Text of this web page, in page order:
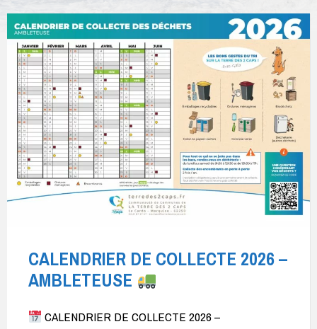
CALENDRIER DE COLLECTE 2026 –
AMBLETEUSE
CALENDRIER DE COLLECTE 2026 –